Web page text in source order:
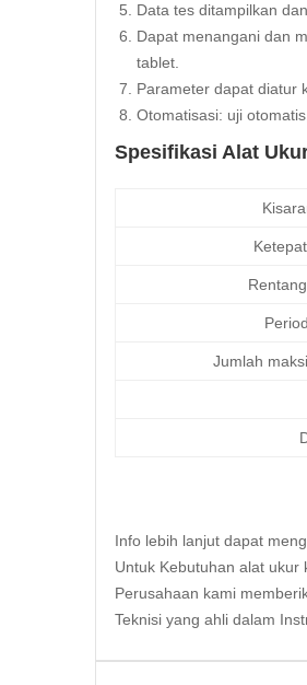
Data tes ditampilkan
Dapat menangani dan
tablet.
Parameter dapat diatur
Otomatisasi: uji
Spesifikasi Alat
Jumlah
Info lebih lanjut dapat
Untuk Kebutuhan alat
Perusahaan kami
Teknisi yang ahli dalam